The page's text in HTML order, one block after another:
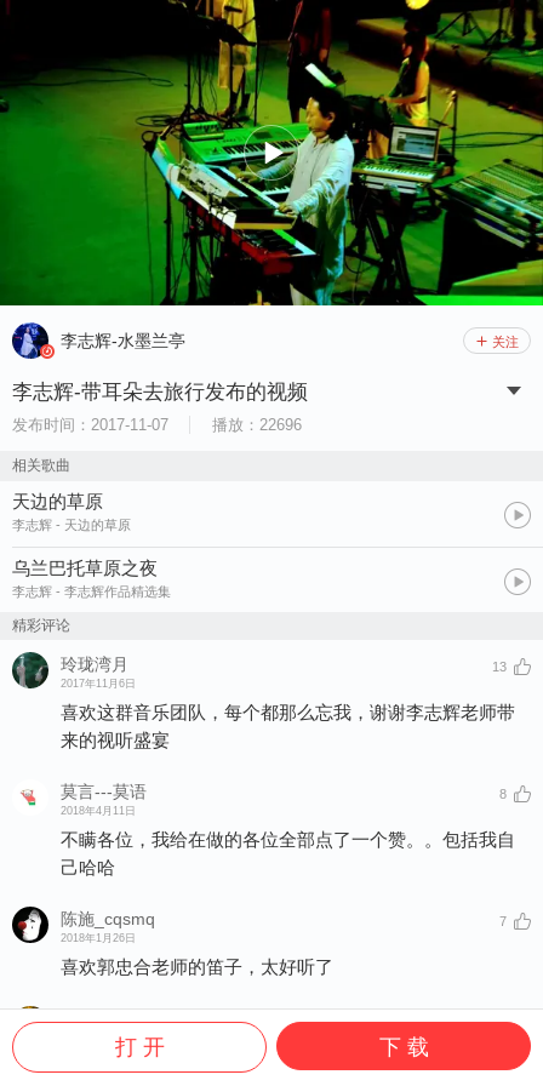
李志辉-水墨兰亭 关注
李志辉-带耳朵去旅行发布的视频
发布时间： 2017-11-07 播放： 22696
相关歌曲
天边的草原
李志辉 - 天边的草原
乌兰巴托草原之夜
李志辉 - 李志辉作品精选集
精彩评论
玲珑湾月
2017年11月6日
13
喜欢这群音乐团队，每个都那么忘我，谢谢李志辉老师带
来的视听盛宴
莫言---莫语
2018年4月11日
8
不瞒各位，我给在做的各位全部点了一个赞。。包括我自
己哈哈
陈施_cqsmq
2018年1月26日
7
喜欢郭忠合老师的笛子，太好听了
依云悦宇
2017年11月6日
7
白云蓝天高~草原花海茂~大师音乐妙~蒙族人民勤劳幸福场
打 开 下 载